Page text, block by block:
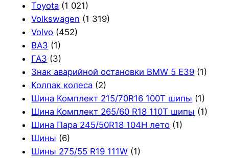
Toyota (1 021)
Volkswagen (1 319)
Volvo (452)
ВАЗ (1)
ГАЗ (3)
Знак аварийной остановки BMW 5 E39 (1)
Колпак колеса (2)
Шина Комплект 215/70R16 100T шипы (1)
Шина Комплект 265/60 R18 110T шипы (1)
Шина Пара 245/50R18 104H лето (1)
Шины (6)
Шины 275/55 R19 111W (1)